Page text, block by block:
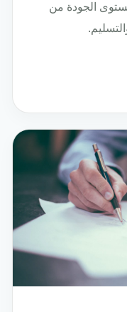
الجودة من